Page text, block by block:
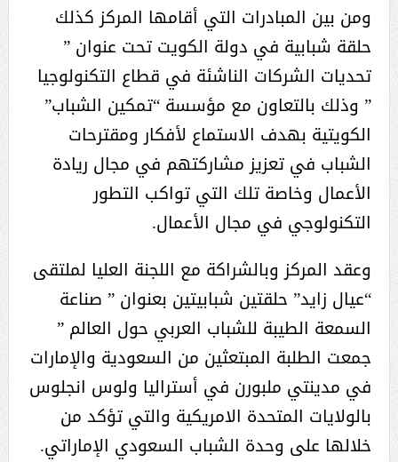
ومن بين المبادرات التي أقامها المركز كذلك
حلقة شبابية في دولة الكويت تحت عنوان ”
تحديات الشركات الناشئة في قطاع التكنولوجيا
” وذلك بالتعاون مع مؤسسة “تمكين الشباب”
الكويتية بهدف الاستماع لأفكار ومقترحات
الشباب في تعزيز مشاركتهم في مجال ريادة
الأعمال وخاصة تلك التي تواكب التطور
التكنولوجي في مجال الأعمال.
وعقد المركز وبالشراكة مع اللجنة العليا لملتقى
“عيال زايد” حلقتين شبابيتين بعنوان ” صناعة
السمعة الطيبة للشباب العربي حول العالم ”
جمعت الطلبة المبتعثين من السعودية والإمارات
في مدينتي ملبورن في أستراليا ولوس انجلوس
بالولايات المتحدة الامريكية والتي تؤكد من
خلالها على وحدة الشباب السعودي الإماراتي.